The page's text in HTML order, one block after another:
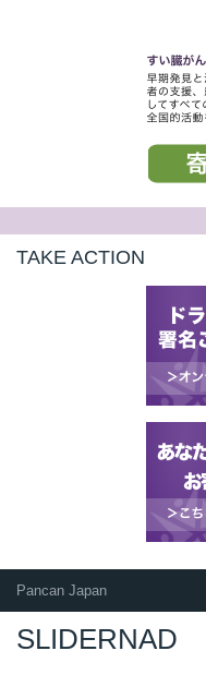
TAKE ACTION
Pancan Japan
SLIDERNAD